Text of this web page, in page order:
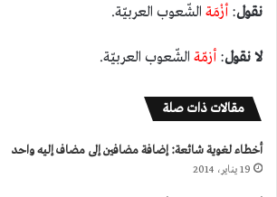
نقول: أزْمَة الشّعوب العربيّة.
لا نقول: أزمّة الشّعوب العربيّة.
مقالات ذات صلة
أخطاء لغوية شائعة: إضافة مضافين إلى مضاف إليه واحد
19 يناير، 2014